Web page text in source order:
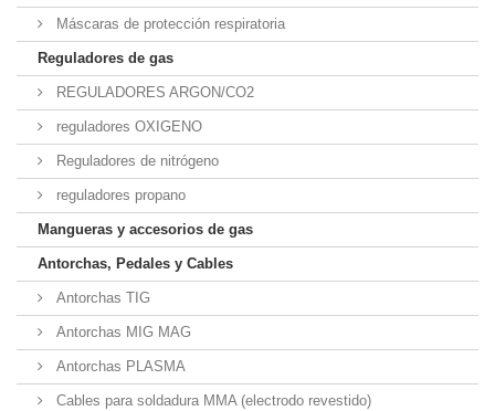
Máscaras de protección respiratoria
Reguladores de gas
REGULADORES ARGON/CO2
reguladores OXIGENO
Reguladores de nitrógeno
reguladores propano
Mangueras y accesorios de gas
Antorchas, Pedales y Cables
Antorchas TIG
Antorchas MIG MAG
Antorchas PLASMA
Cables para soldadura MMA (electrodo revestido)